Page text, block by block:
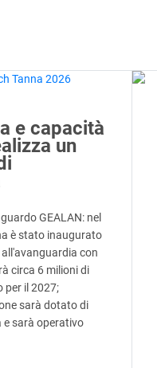
e capacità
un
GEALAN: nel
è stato inaugurato
con
circa 6 milioni di
per il 2027;
sarà dotato di
e sarà operativo